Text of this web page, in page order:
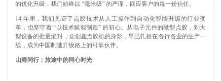
的优化升级，我们始终以 “毫米级” 的严谨，回应客户的每一份信任。
14 年里，我们见证了点胶技术从人工操作到自动化智能升级的行业变
革，也坚守着 “以技术赋能制造” 的初心。从电子元件的微型点胶，到大
型设备的批量灌封，众创鑫点胶机的身影，早已扎根在各行各业的生产一
线，成为中国制造升级路上的可靠伙伴。
山海同行：旅途中的同心时光